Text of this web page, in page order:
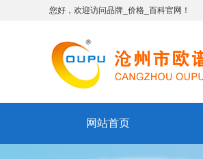
您好，欢迎访问品牌_价格_百科官网！
网站首页